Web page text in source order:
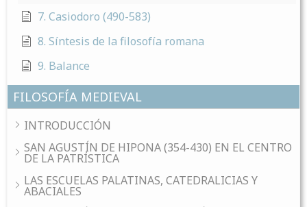
7. Casiodoro (490-583)
8. Síntesis de la filosofía romana
9. Balance
FILOSOFÍA MEDIEVAL
INTRODUCCIÓN
SAN AGUSTÍN DE HIPONA (354-430) EN EL CENTRO
DE LA PATRÍSTICA
LAS ESCUELAS PALATINAS, CATEDRALICIAS Y
ABACIALES